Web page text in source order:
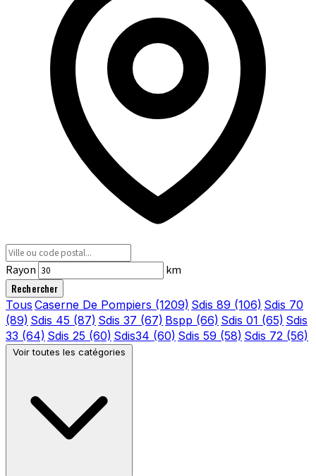
Rayon km
Rechercher
Tous Caserne De Pompiers (1209) Sdis 89 (106) Sdis 70
(89) Sdis 45 (87) Sdis 37 (67) Bspp (66) Sdis 01 (65) Sdis
33 (64) Sdis 25 (60) Sdis34 (60) Sdis 59 (58) Sdis 72 (56)
Voir toutes les catégories